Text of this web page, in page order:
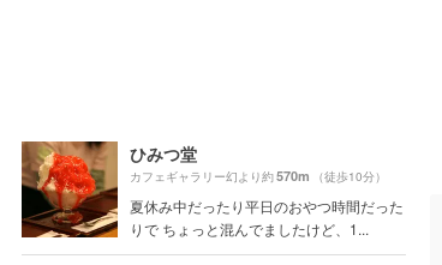
ひみつ堂
カフェギャラリー幻より約570m （徒歩10分）
夏休み中だったり平日のおやつ時間だった
りで ちょっと混んでましたけど、1...